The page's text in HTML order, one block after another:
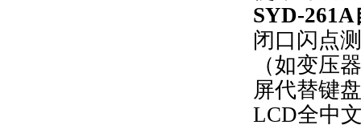
SYD-
闭口闪点
（如变压
屏代替键
LCD全中